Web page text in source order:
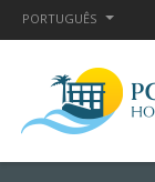
PORTUGUÊS